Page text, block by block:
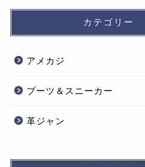
カテゴリー
アメカジ
ブーツ＆スニーカー
革ジャン